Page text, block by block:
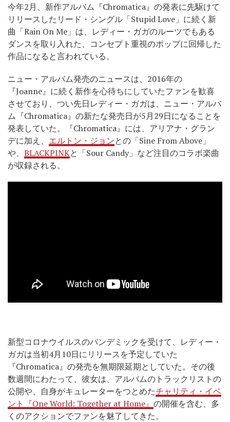
今年2月、新作アルバム『Chromatica』の発表に先駆けて
リリースしたリード・シングル「Stupid Love」に続く新
曲「Rain On Me」は、レディー・ガガのルーツでもある
ダンスを取り入れた、コンセプト重視のポップに回帰した
作品になると言われている。
ニュー・アルバム発売のニュースは、2016年の
『Joanne』に続く新作を心待ちにしていたファンを歓喜
させており、つい先日レディー・ガガは、ニュー・アルバ
ム『Chromatica』の新たな発売日が5月29日になることを
発表していた。『Chromatica』には、アリアナ・グラン
デに加え、 エルトン・ジョンとの「Sine From Above」
や、 BLACKPINKと「Sour Candy」など注目のコラボ楽曲
が収録される。
新型コロナウイルスのパンデミックを受けて、レディー・
ガガは当初4月10日にリリースを予定していた
『Chromatica』の発売を無期限延期としていた。その後
数週間にわたって、彼女は、アルバムのトラックリストの
公開や、自身がキュレーターをつとめたチャリティ・イベ
ント『One World: Together at Home』 の開催を含む、多
くのアクションでファンを魅了してきた。